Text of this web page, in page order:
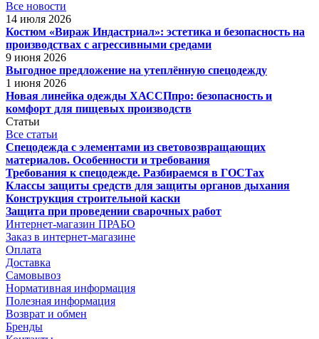
Все новости
14 июля 2026
Костюм «Вираж Индастриал»: эстетика и безопасность на
производствах с агрессивными средами
9 июня 2026
Выгодное предложение на утеплённую спецодежду
1 июня 2026
Новая линейка одежды ХАССПпро: безопасность и
комфорт для пищевых производств
Статьи
Все статьи
Спецодежда с элементами из световозвращающих
материалов. Особенности и требования
Требования к спецодежде. Разбираемся в ГОСТах
Классы защиты средств для защиты органов дыхания
Конструкция строительной каски
Защита при проведении сварочных работ
Интернет-магазин ПРАБО
Заказ в интернет-магазине
Оплата
Доставка
Самовывоз
Нормативная информация
Полезная информация
Возврат и обмен
Бренды